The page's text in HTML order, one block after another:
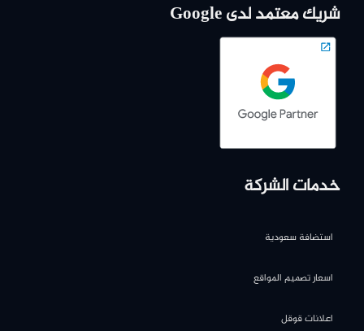
شريك معتمد لدى Google
خدمات الشركة
استضافة سعودية
اسعار تصميم المواقع
اعلانات قوقل